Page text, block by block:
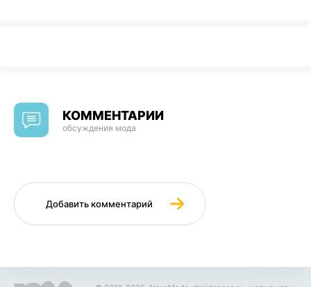
КОММЕНТАРИИ
обсуждения мода
Добавить комментарий